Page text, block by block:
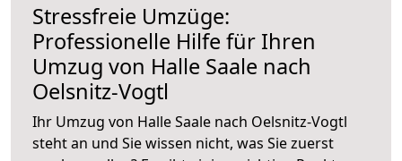
Stressfreie Umzüge:
Professionelle Hilfe für Ihren
Umzug von Halle Saale nach
Oelsnitz-Vogtl
Ihr Umzug von Halle Saale nach Oelsnitz-Vogtl
steht an und Sie wissen nicht, was Sie zuerst